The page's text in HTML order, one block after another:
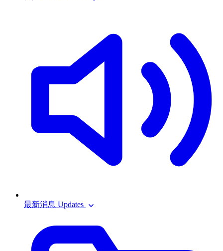
最新消息 Updates